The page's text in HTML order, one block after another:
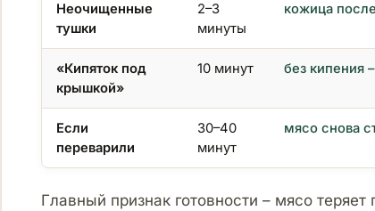
Неочищенные
тушки
2–3
минуты
кожица
«Кипяток под
крышкой»
10 минут без кипения
Если
переварили
30–40
минут
мясо снова
Главный признак готовности – мясо теряет